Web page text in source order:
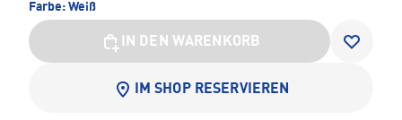
Farbe: Weiß
IN DEN WARENKORB
IM SHOP RESERVIEREN